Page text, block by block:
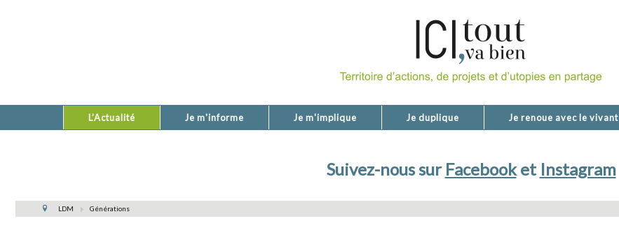
L’Actualité Je m'informe Je m'implique Je duplique Je renoue avec le vivant
Suivez-nous sur Facebooket Instagram
LDM Générations